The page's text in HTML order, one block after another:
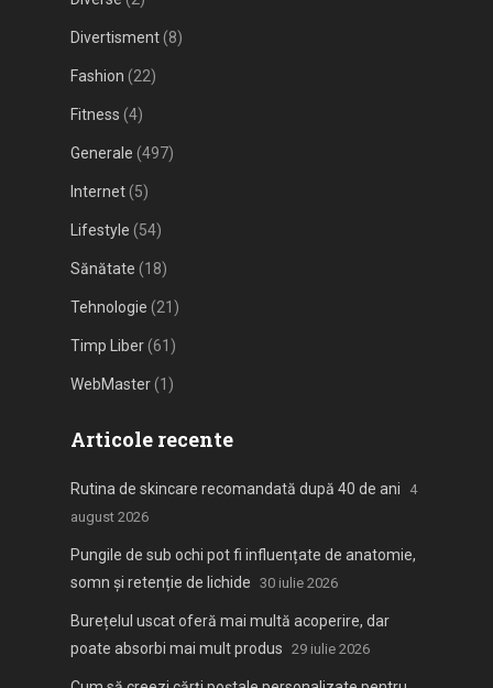
Divertisment(8)
Fashion (22)
Fitness (4)
Generale (497)
Internet(5)
Lifestyle (54)
Sănătate (18)
Tehnologie (21)
Timp Liber(61)
WebMaster(1)
Articole recente
Rutina de skincare recomandată după 40 de ani
4
august 2026
Pungile de sub ochi pot fi influențate de anatomie,
somn și retenție de lichide 30 iulie 2026
Burețelul uscat oferă mai multă acoperire, dar
poate absorbi mai mult produs 29 iulie 2026